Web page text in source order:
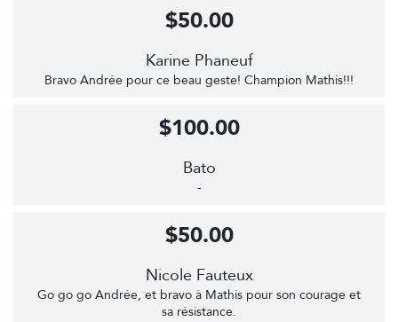
Karine Phaneuf
Bravo Andrée pour ce beau geste! Champion Mathis!!!
$50.00
Bato
-
$100.00
Nicole Fauteux
Go go go Andrée, et bravo à Mathis pour son courage et
sa résistance.
$50.00